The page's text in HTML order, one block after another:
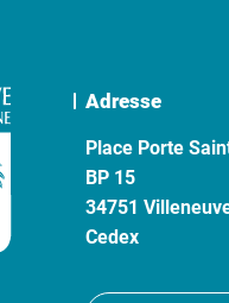
Adresse
Place Porte
BP 15
34751
Cedex